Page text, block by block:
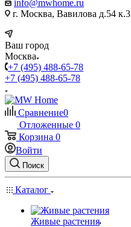
info@mwhome.ru
г. Москва, Вавилова д.54 к.3
Ваш город
Москва
+7 (495) 488-65-78
+7 (495) 488-65-78
Сравнение0
Отложенные 0
Корзина 0
Войти
Поиск
Каталог
Живые растения